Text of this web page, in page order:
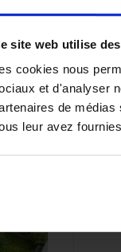
site web utilise
cookies nous
et d'analyser
de
leur avez